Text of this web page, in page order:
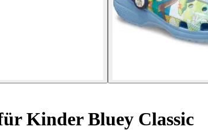
Kinder Bluey Classic